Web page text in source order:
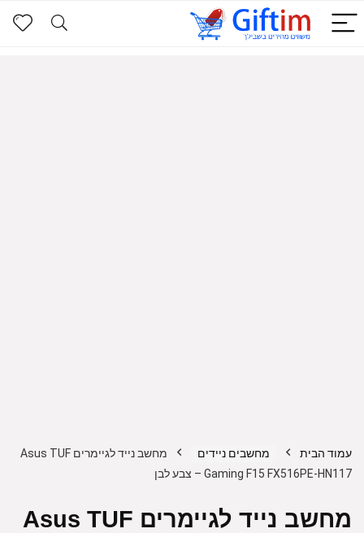
עמוד הבית מחשבים ניידים
מחשב נייד לגיימרים Asus TUF
Gaming F15 FX516PE-HN117 – צבע לבן
מחשב נייד לגיימרים Asus TUF